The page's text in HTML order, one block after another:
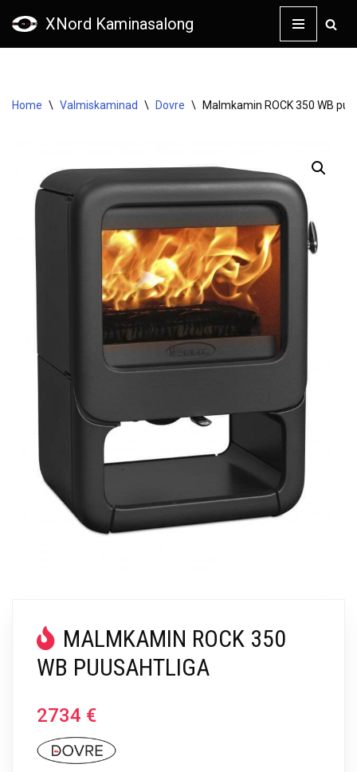
XNord Kaminasalong
Home \ Valmiskaminad \ Dovre \ Malmkamin ROCK 350 WB
MALMKAMIN ROCK 350
WB PUUSAHTLIGA
2734 €